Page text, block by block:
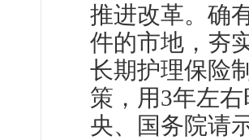
推进改革。确
件的市地，夯
长期护理保险
策，用3年左
央、国务院请